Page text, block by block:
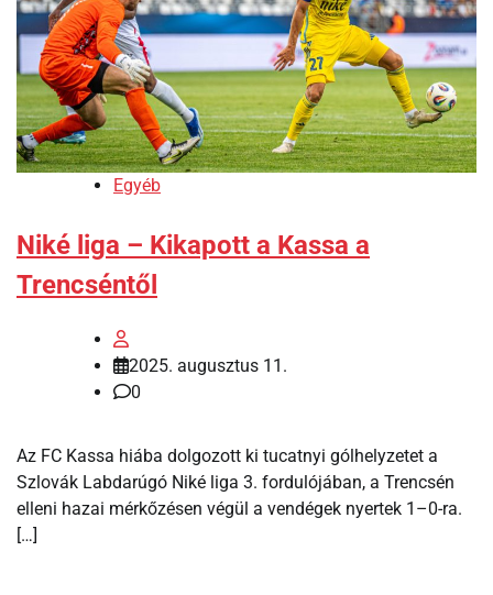
Egyéb
Niké liga – Kikapott a Kassa a
Trencséntől
2025. augusztus 11.
0
Az FC Kassa hiába dolgozott ki tucatnyi gólhelyzetet a
Szlovák Labdarúgó Niké liga 3. fordulójában, a Trencsén
elleni hazai mérkőzésen végül a vendégek nyertek 1–0-ra.
[…]